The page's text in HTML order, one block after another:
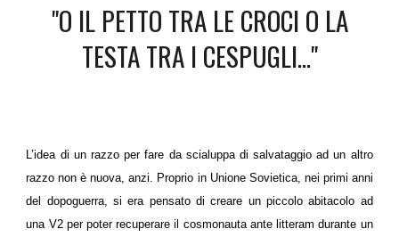
"O IL PETTO TRA LE CROCI O LA
TESTA TRA I CESPUGLI..."
L’idea di un razzo per fare da scialuppa di salvataggio ad un altro
razzo non è nuova, anzi. Proprio in Unione Sovietica, nei primi anni
del dopoguerra, si era pensato di creare un piccolo abitacolo ad
una V2 per poter recuperare il cosmonauta ante litteram durante un